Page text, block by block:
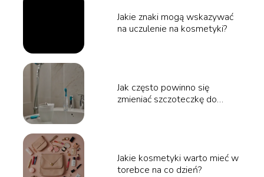
Jakie znaki mogą wskazywać
na uczulenie na kosmetyki?
Jak często powinno się
zmieniać szczoteczkę do
Jakie kosmetyki warto mieć w
torebce na co dzień?